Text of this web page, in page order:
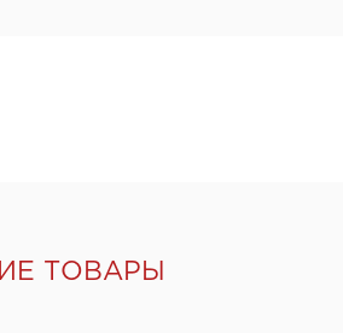
ТОВАРЫ